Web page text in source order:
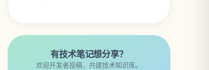
有技术笔记想分享？
欢迎开发者投稿，共建技术知识库。